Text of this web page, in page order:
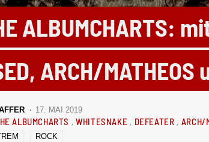
ALBUMCHARTS:
ARCH/
17. MAI 2019
ALBUMCHARTS WHITESNAKE DEFEATER ARCH/
ROCK